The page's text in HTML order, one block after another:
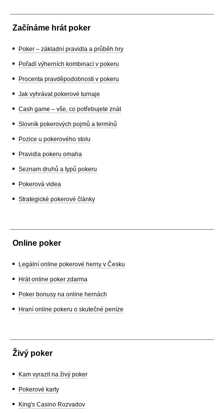
Začínáme hrát poker
Poker – základní pravidla a průběh hry
Pořadí výherních kombinací v pokeru
Procenta pravděpodobnosti v pokeru
Jak vyhrávat pokerové turnaje
Cash game – vše, co potřebujete znát
Slovník pokerových pojmů a termínů
Pozice u pokerového stolu
Pravidla pokeru omaha
Seznam druhů a typů pokeru
Pokerová videa
Strategické pokerové články
Online poker
Legální online pokerové herny v Česku
Hrát online poker zdarma
Poker bonusy na online hernách
Hraní online pokeru o skutečné peníze
Živý poker
Kam vyrazit na živý poker
Pokerové karty
King's Casino Rozvadov